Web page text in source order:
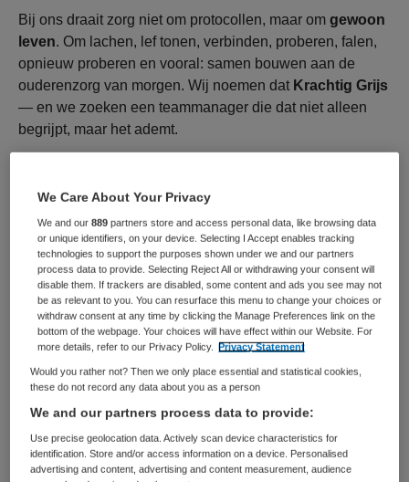
Bij ons draait zorg niet om protocollen, maar om gewoon
leven. Om lachen, lef tonen, verbinden, proberen, falen,
opnieuw proberen en vooral: samen bouwen aan de
ouderenzorg van morgen. Wij noemen dat Krachtig Grijs
— en we zoeken een teammanager die dat niet alleen
begrijpt, maar het ademt.
de toekomst van ouderenzorg vormgeeft
Bij ons draait zorg al jaren om mensen, om écht contact
en om het leven dat iemand wil leven. Maar we staan niet
stil. We gaan verder, scherper, creatiever. We noemen dat
Krachtig Grijs— en we zoeken een teammanager die
deze beweging versterkt en versnelt.
Je geeft leiding aan twee a drie intramurale zorgteams
(ca 40 medewerkers) welke barsten van talent, ideeën
We Care About Your Privacy
We and our889 partners store and access personal data, like browsing data
or unique identifiers, on your device. Selecting I Accept enables tracking
technologies to support the purposes shown under we and our partners
process data to provide. Selecting Reject All or withdrawing your consent will
disable them. If trackers are disabled, some content and ads you see may not
be as relevant to you. You can resurface this menu to change your choices or
withdraw consent at any time by clicking the Manage Preferences link on the
bottom of the webpage. Your choices will have effect within our Website. For
more details, refer to our Privacy Policy. Privacy Statement
Would you rather not? Then we only place essential and statistical cookies,
these do not record any data about you as a person
We and our partners process data to provide:
Use precise geolocation data. Actively scan device characteristics for
identification. Store and/or access information on a device. Personalised
advertising and content, advertising and content measurement, audience